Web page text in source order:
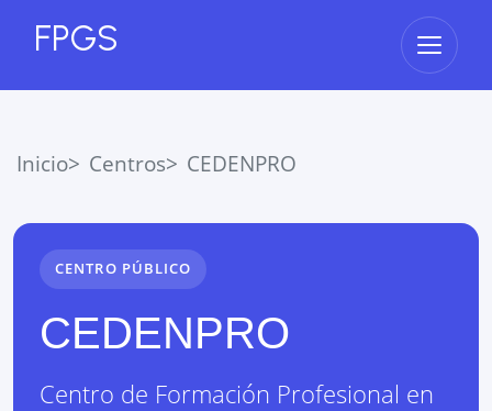
FPGS Abrir
Inicio Centros CEDENPRO
CENTRO PÚBLICO
CEDENPRO
Centro de Formación Profesional en